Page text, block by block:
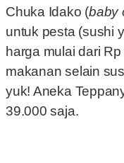
Chuka Idako (baby
untuk pesta (sushi
harga mulai dari
makanan selain
yuk! Aneka
39.000 saja.